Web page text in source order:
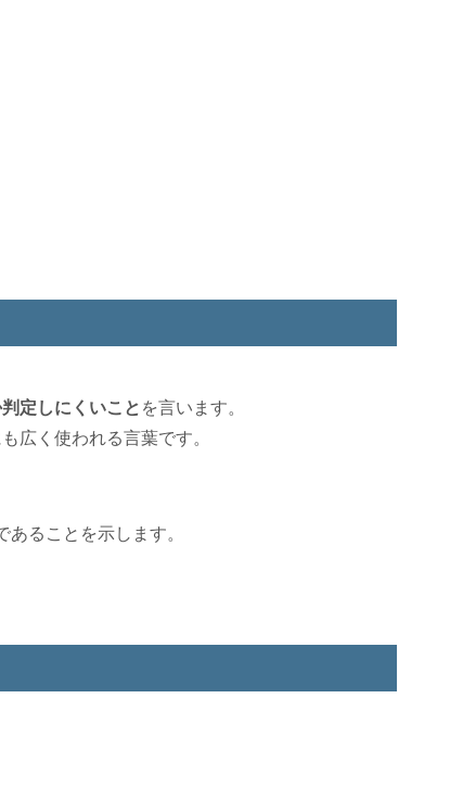
定しにくいこと を言います。
広く使われる言葉です。
ることを示します。